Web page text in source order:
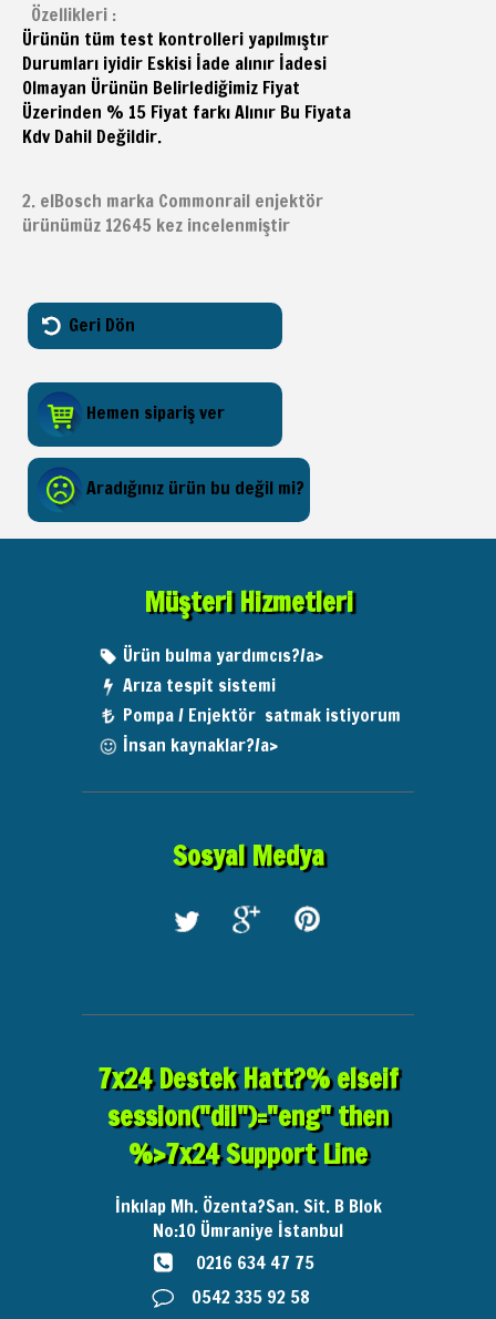
Özellikleri :
Ürünün tüm test kontrolleri yapılmıştır
Durumları iyidir Eskisi İade alınır İadesi
Olmayan Ürünün Belirlediğimiz Fiyat
Üzerinden % 15 Fiyat farkı Alınır Bu Fiyata
Kdv Dahil Değildir.
2. elBosch marka Commonrail enjektör
ürünümüz 12645 kez incelenmiştir
Geri Dön
Hemen sipariş ver
Aradığınız ürün bu değil mi?
Müşteri Hizmetleri
Ürün bulma yardımcıs?/a>
Arıza tespit sistemi
Pompa / Enjektör satmak istiyorum
İnsan kaynaklar?/a>
Sosyal Medya
7x24 Destek Hatt?% elseif
session("dil")="eng" then
%>7x24 Support Line
İnkılap Mh. Özenta?San. Sit. B Blok
No:10 Ümraniye İstanbul
0216 634 47 75
0542 335 92 58